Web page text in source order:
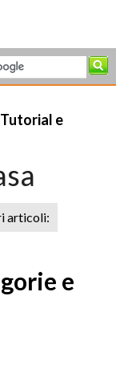
Tutorial e
articoli:
e